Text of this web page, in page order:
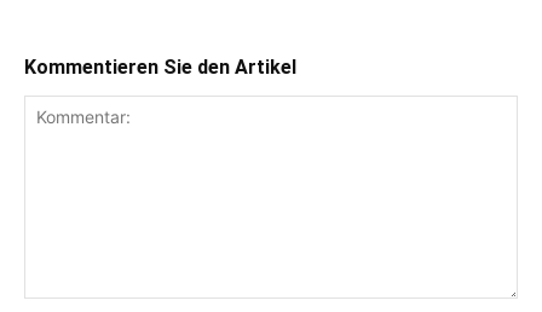
Kommentieren Sie den Artikel